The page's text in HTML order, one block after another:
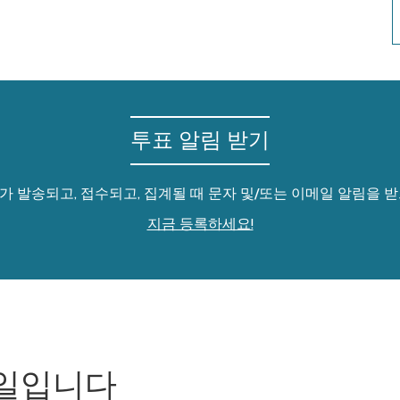
투표 알림 받기
발송되고, 접수되고, 집계될 때 문자 및/또는 이메일 알림을
지금 등록하세요!
입니다